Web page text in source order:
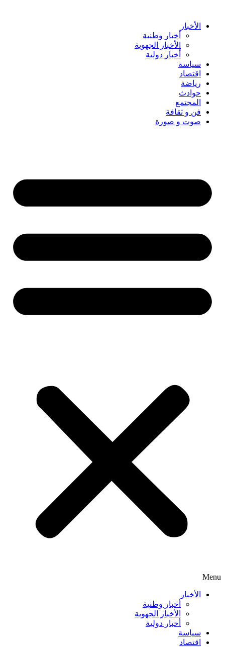
content الأخبار
أخبار وطنية
الأخبار الجهوية
أخبار دولية
سياسة
اقتصاد
رياضة
حوادث
المجتمع
فن و ثقافة
صوت و صورة
Menu
الأخبار
أخبار وطنية
الأخبار الجهوية
أخبار دولية
سياسة
اقتصاد